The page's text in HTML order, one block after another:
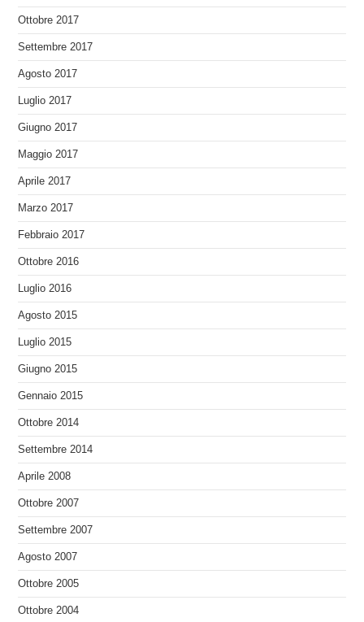
Ottobre 2017
Settembre 2017
Agosto 2017
Luglio 2017
Giugno 2017
Maggio 2017
Aprile 2017
Marzo 2017
Febbraio 2017
Ottobre 2016
Luglio 2016
Agosto 2015
Luglio 2015
Giugno 2015
Gennaio 2015
Ottobre 2014
Settembre 2014
Aprile 2008
Ottobre 2007
Settembre 2007
Agosto 2007
Ottobre 2005
Ottobre 2004